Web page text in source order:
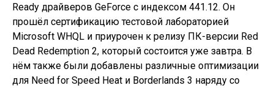
Ready драйверов GeForce с индексом 441.12. Он
прошёл сертификацию тестовой лабораторией
Microsoft WHQL и приурочен к релизу ПК-версии Red
Dead Redemption 2, который состоится уже завтра. В
нём также были добавлены различные оптимизации
для Need for Speed Heat и Borderlands 3 наряду со